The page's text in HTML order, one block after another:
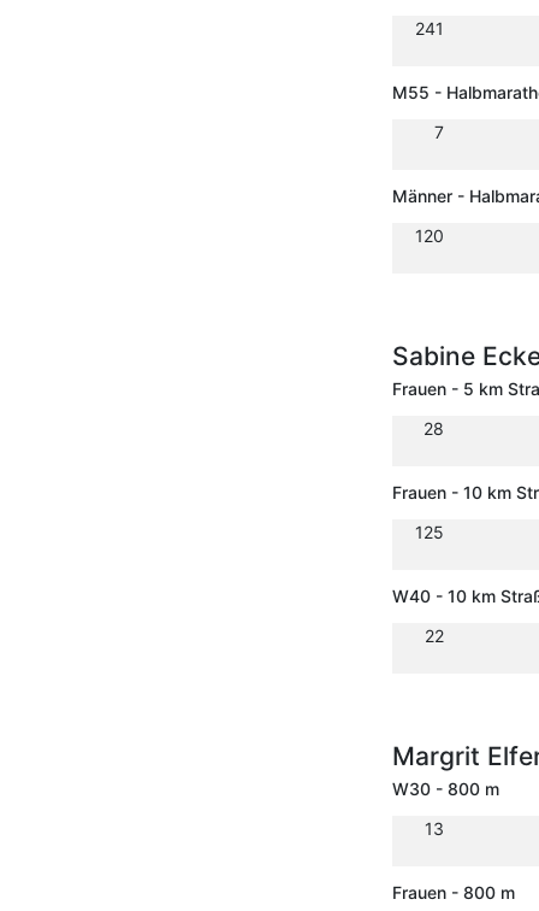
241
M55 -
7
Männer -
120
Sabine
Frauen - 5 km
28
Frauen - 10 km
125
W40 - 10 km
22
Margrit
W30 - 800 m
13
Frauen - 800 m